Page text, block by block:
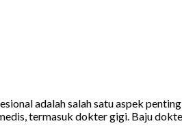
adalah salah satu aspek
termasuk dokter gigi. Baju